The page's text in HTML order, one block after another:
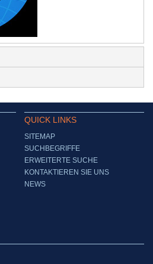
QUICK LINKS
SITEMAP
SUCHBEGRIFFE
ERWEITERTE SUCHE
KONTAKTIEREN SIE UNS
NEWS